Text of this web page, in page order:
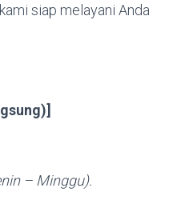
siap melayani Anda
– Minggu).